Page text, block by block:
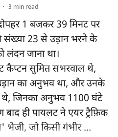
3 min read
1 बजकर 39 मिनट पर
संख्या 23 से उड़ान भरने के
लंदन जाना था।
सुमित सभरवाल थे,
का अनुभव था, और उनके
जिनका अनुभव 1100 घंटे
ही पायलट ने एयर ट्रैफ़िक
भेजी, जो किसी गंभीर ...